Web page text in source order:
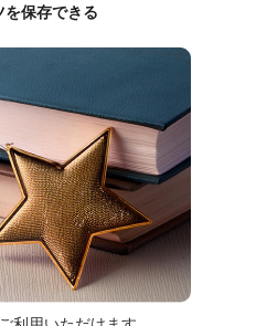
保存できる